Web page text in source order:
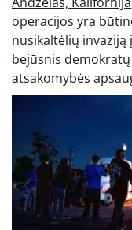
operacijos yra
nusikaltėlių invaziją
bejūsnis
atsakomybės